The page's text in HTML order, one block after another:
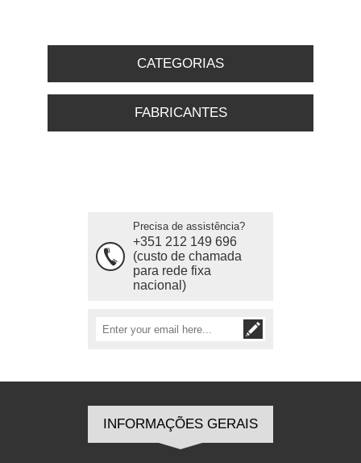
CATEGORIAS
FABRICANTES
Precisa de assistência?
+351 212 149 696
(custo de chamada
para rede fixa
nacional)
INFORMAÇÕES GERAIS